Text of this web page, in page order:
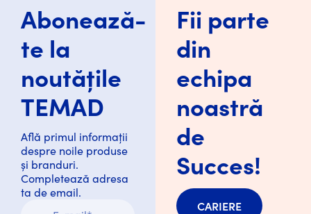
Abonează-
te la
noutățile
TEMAD
Află primul informații
despre noile produse
și branduri.
Completează adresa
ta de email.
Fii parte
din
echipa
noastră
de
Succes!
CARIERE